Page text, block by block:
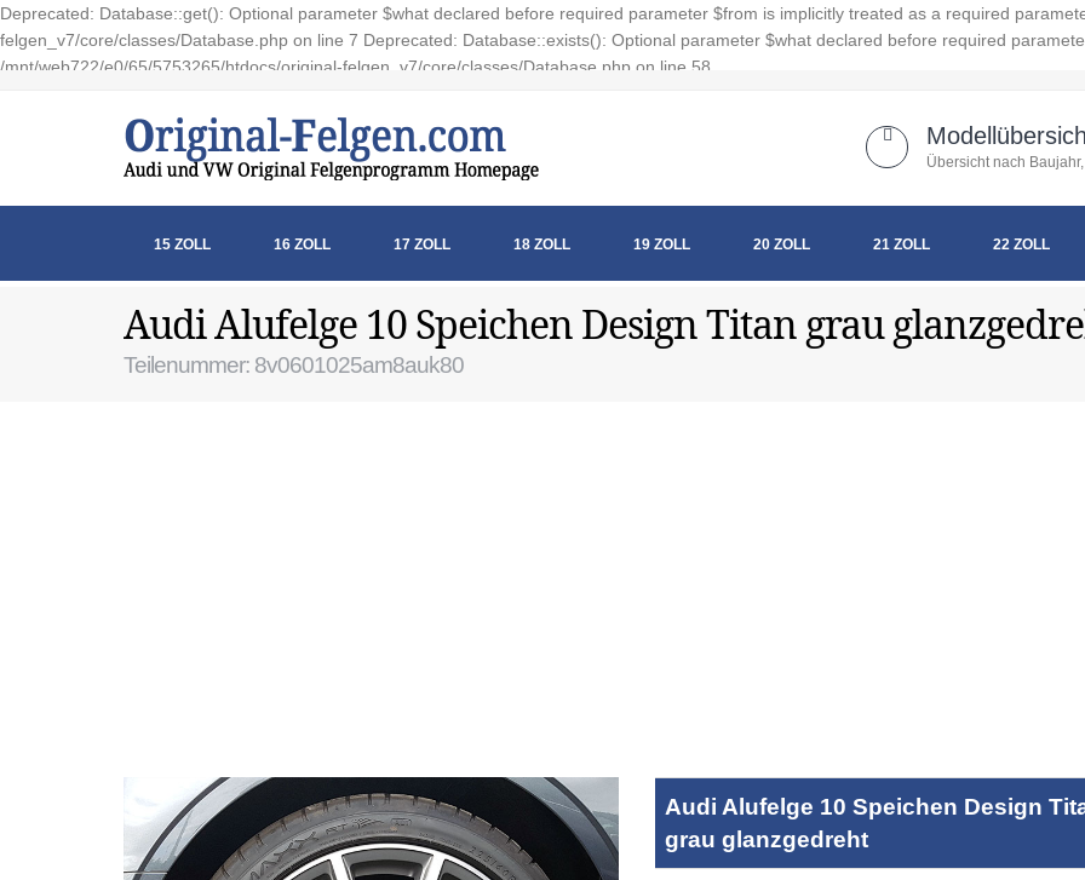
Deprecated: Database::get(): Optional parameter $what declared before required parameter $from is implicitly treated as a required
felgen_v7/core/classes/Database.php on line 7 Deprecated: Database::exists(): Optional parameter $what declared before required
/mnt/web722/e0/65/5753265/htdocs/original-felgen_v7/core/classes/Database.php on line 58
Übersicht nach
15 ZOLL 16 ZOLL 17 ZOLL 18 ZOLL 19 ZOLL 20 ZOLL 21 ZOLL 22 ZOLL
Audi Alufelge 10 Speichen Design Titan grau
Teilenummer: 8v0601025am8auk80
Audi Alufelge 10 Speichen Design
grau glanzgedreht